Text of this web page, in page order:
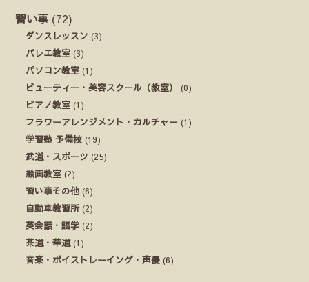
習い事 (72)
ダンスレッスン (3)
バレエ教室 (3)
パソコン教室 (1)
ビューティー・美容スクール（教室）
(0)
ピアノ教室 (1)
フラワーアレンジメント・カルチャー (1)
学習塾 予備校 (19)
武道・スポーツ (25)
絵画教室 (2)
習い事その他 (6)
自動車教習所(2)
英会話・語学 (2)
茶道・華道(1)
音楽・ボイストレーイング・声優 (6)